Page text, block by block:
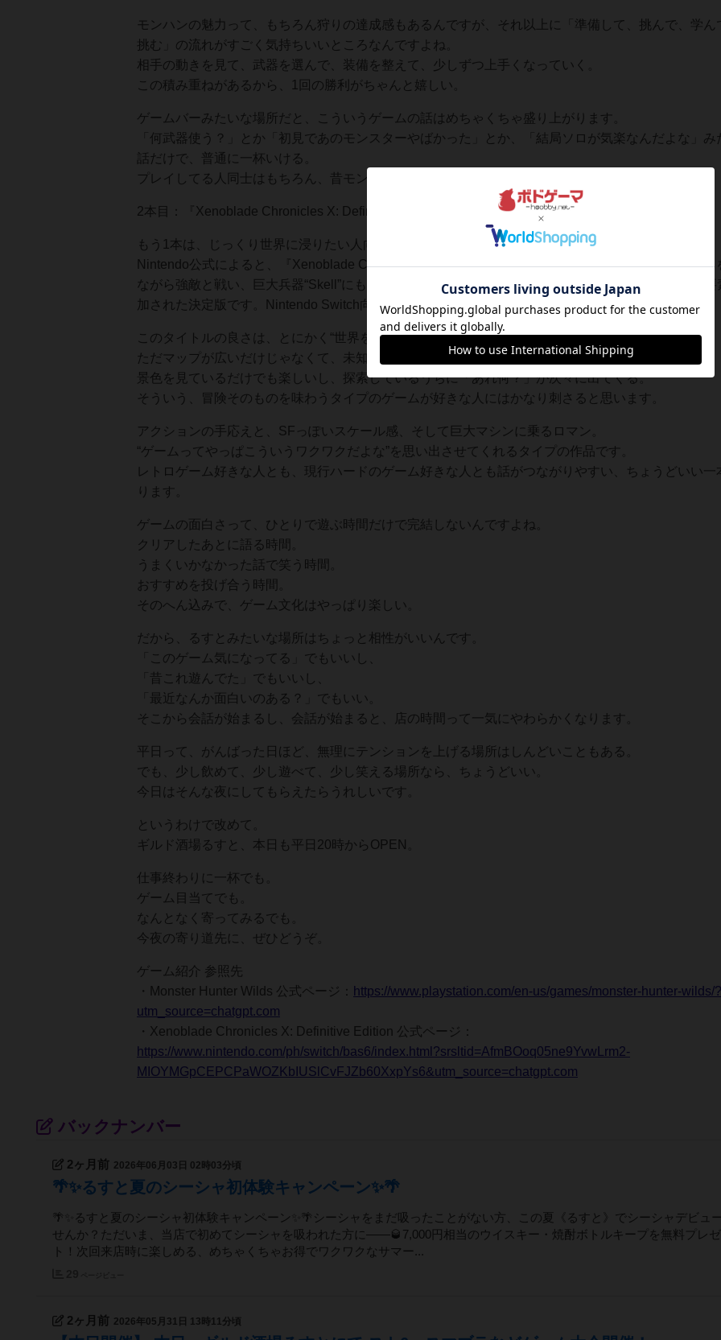
モンハンの魅力って、もちろん狩りの達成感もあるんですが、それ以上に「準備して、挑んで、学ん
挑む」の流れがすごく気持ちいいところなんですよね。
相手の動きを見て、武器を選んで、装備を整えて、少しずつ上手くなっていく。
この積み重ねがあるから、1回の勝利がちゃんと嬉しい。
ゲームバーみたいな場所だと、こういうゲームの話はめちゃくちゃ盛り上がります。
「何武器使う？」とか「初見であのモンスターやばかった」とか、「結局ソロが気楽なんだよな」み
話だけで、普通に一杯いける。
プレイしてる人同士はもちろん、昔モンハン触ってた人とも話がつながりやすいのが強いです。
2本目：『Xenoblade Chronicles X: Definitive Edition』
もう1本は、じっくり世界に浸りたい人向け。
Nintendo公式によると、『Xenoblade Chronicles X: Definitive Edition』は、広大なオープンワールド
ながら強敵と戦い、巨大兵器“Skell”にも乗れるRPGで、ビジュアル強化に加えて新たなストーリー要
加された決定版です。Nintendo Switch向けに2025年3月20日発売と案内されています。
このタイトルの良さは、とにかく“世界を歩く感覚”の濃さ。
ただマップが広いだけじゃなくて、未知の土地に踏み込んでいく感じが強い。
景色を見ているだけでも楽しいし、探索しているうちに「あれ何？」が次々に出てくる。
そういう、冒険そのものを味わうタイプのゲームが好きな人にはかなり刺さると思います。
アクションの手応えと、SFっぽいスケール感、そして巨大マシンに乗るロマン。
“ゲームってやっぱこういうワクワクだよな”を思い出させてくれるタイプの作品です。
レトロゲーム好きな人とも、現行ハードのゲーム好きな人とも話がつながりやすい、ちょうどいい一
ります。
ゲームの面白さって、ひとりで遊ぶ時間だけで完結しないんですよね。
クリアしたあとに語る時間。
うまくいかなかった話で笑う時間。
おすすめを投げ合う時間。
そのへん込みで、ゲーム文化はやっぱり楽しい。
だから、るすとみたいな場所はちょっと相性がいいんです。
「このゲーム気になってる」でもいいし、
「昔これ遊んでた」でもいいし、
「最近なんか面白いのある？」でもいい。
そこから会話が始まるし、会話が始まると、店の時間って一気にやわらかくなります。
平日って、がんばった日ほど、無理にテンションを上げる場所はしんどいこともある。
でも、少し飲めて、少し遊べて、少し笑える場所なら、ちょうどいい。
今日はそんな夜にしてもらえたらうれしいです。
というわけで改めて。
ギルド酒場るすと、本日も平日20時からOPEN。
仕事終わりに一杯でも。
ゲーム目当てでも。
なんとなく寄ってみるでも。
今夜の寄り道先に、ぜひどうぞ。
ゲーム紹介 参照先
・Monster Hunter Wilds 公式ページ：
https://www.playstation.com/en-us/games/monster-hunter-wilds/?
utm_source=chatgpt.com
・Xenoblade Chronicles X: Definitive Edition 公式ページ：
https://www.nintendo.com/ph/switch/bas6/index.html?srsltid=AfmBOoq05ne9YvwLrm2-
MIOYMGpCEPCPaWOZKbIUSlCvFJZb60XxpYs6&utm_source=chatgpt.com
バックナンバー
2ヶ月前 2026年06月03日 02時03分頃
🌴✨るすと夏のシーシャ初体験キャンペーン✨🌴
🌴✨るすと夏のシーシャ初体験キャンペーン✨🌴シーシャをまだ吸ったことがない方、この夏《るすと》でシーシャデビュ
せんか？ただいま、当店で初めてシーシャを吸われた方に――🥃7,000円相当のウイスキー・焼酎ボトルキープを無料プレ
ト！次回来店時に楽しめる、めちゃくちゃお得でワクワクなサマー...
2ヶ月前 2026年05月31日 13時11分頃